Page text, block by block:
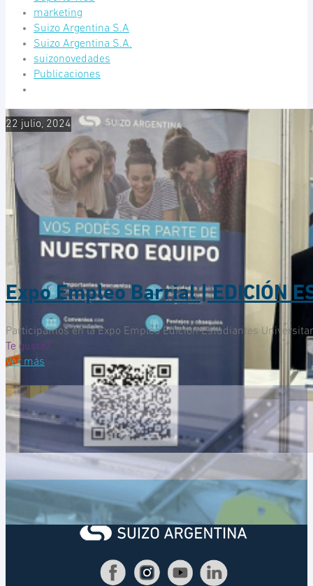
marketing
Suizo Argentina S.A
Suizo Argentina S.A.
suizonovedades
Publicaciones
22 julio, 2024
Expo Empleo Barrial | EDICIÓN
Participamos en la Expo Empleo Edición Estudiantes
Te gusta?
Ver más